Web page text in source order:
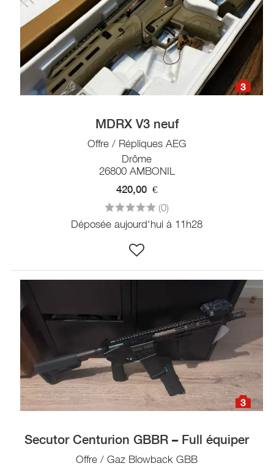
3
MDRX V3 neuf
Offre / Répliques AEG
Drôme
26800 AMBONIL
420,00 €
(0)
Déposée aujourd'hui à 11h28
3
Secutor Centurion GBBR – Full équiper
Offre / Gaz Blowback GBB